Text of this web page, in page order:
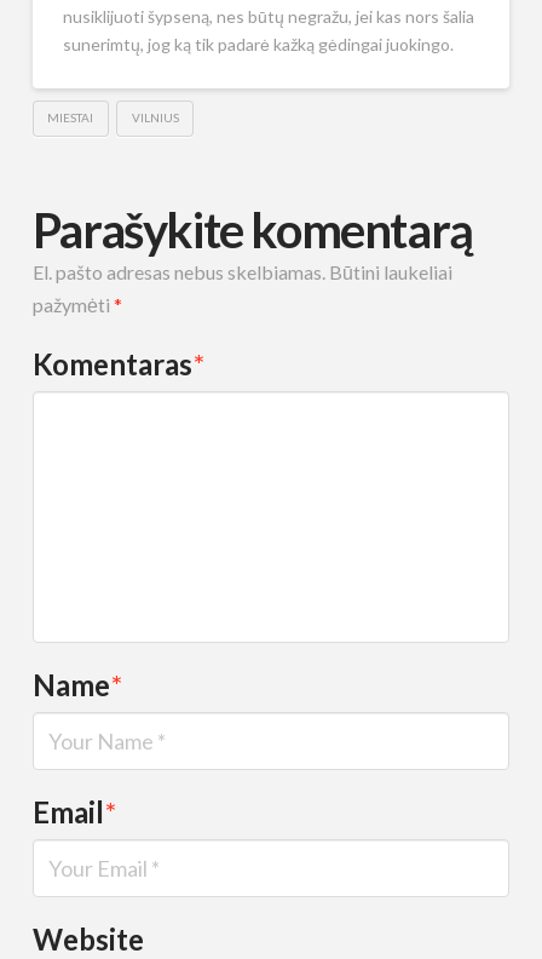
nusiklijuoti šypseną, nes būtų negražu, jei kas nors šalia
sunerimtų, jog ką tik padarė kažką gėdingai juokingo.
MIESTAI VILNIUS
Parašykite komentarą
El. pašto adresas nebus skelbiamas. Būtini laukeliai
pažymėti *
Komentaras*
Name*
Email*
Website